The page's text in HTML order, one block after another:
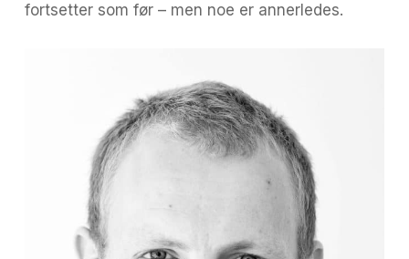
fortsetter som før – men noe er annerledes.